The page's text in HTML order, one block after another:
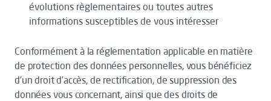
évolutions règlementaires ou toutes autres
informations susceptibles de vous intéresser
Conformément à la réglementation applicable en matière
de protection des données personnelles, vous bénéficiez
d’un droit d’accès, de rectification, de suppression des
données vous concernant, ainsi que des droits de